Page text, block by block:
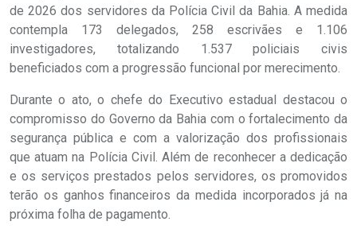
de 2026 dos servidores da Polícia Civil da Bahia. A medida
contempla 173 delegados, 258 escrivães e 1.106
investigadores, totalizando 1.537 policiais civis
beneficiados com a progressão funcional por merecimento.
Durante o ato, o chefe do Executivo estadual destacou o
compromisso do Governo da Bahia com o fortalecimento da
segurança pública e com a valorização dos profissionais
que atuam na Polícia Civil. Além de reconhecer a dedicação
e os serviços prestados pelos servidores, os promovidos
terão os ganhos financeiros da medida incorporados já na
próxima folha de pagamento.